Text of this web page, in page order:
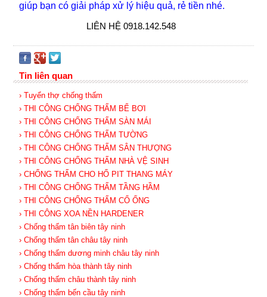
giúp bạn có giải pháp xử lý hiệu quả, rẻ tiền nhé.
LIÊN HỆ 0918.142.548
Tin liên quan
› Tuyển thợ chống thấm
› THI CÔNG CHỐNG THẤM BỂ BƠI
› THI CÔNG CHỐNG THẤM SÀN MÁI
› THI CÔNG CHỐNG THẤM TƯỜNG
› THI CÔNG CHỐNG THẤM SÂN THƯỢNG
› THI CÔNG CHỐNG THẤM NHÀ VỆ SINH
› CHỐNG THẤM CHO HỐ PIT THANG MÁY
› THI CÔNG CHỐNG THẤM TẦNG HẦM
› THI CÔNG CHỐNG THẤM CỔ ỐNG
› THI CÔNG XOA NỀN HARDENER
› Chống thấm tân biên tây ninh
› Chống thấm tân châu tây ninh
› Chống thấm dương minh châu tây ninh
› Chống thấm hòa thành tây ninh
› Chống thấm châu thành tây ninh
› Chống thấm bến cầu tây ninh